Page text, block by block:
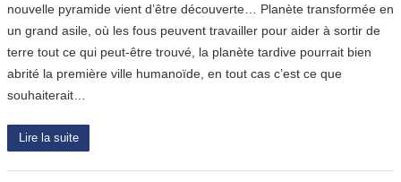
nouvelle pyramide vient d’être découverte… Planète transformée en
un grand asile, où les fous peuvent travailler pour aider à sortir de
terre tout ce qui peut-être trouvé, la planète tardive pourrait bien
abrité la première ville humanoïde, en tout cas c’est ce que
souhaiterait…
Lire la suite